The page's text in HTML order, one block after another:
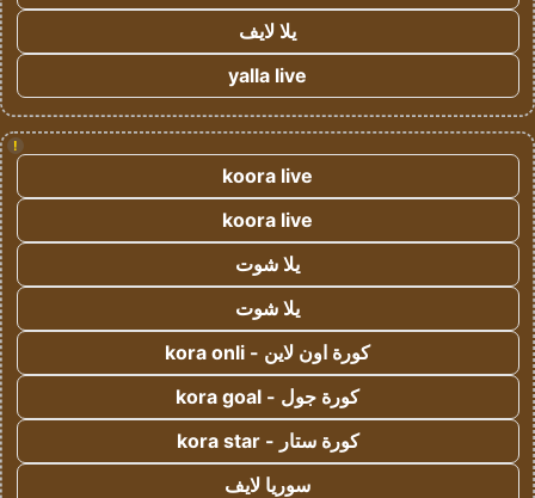
يلا لايف
yalla live
!
koora live
koora live
يلا شوت
يلا شوت
كورة اون لاين - kora onli
كورة جول - kora goal
كورة ستار - kora star
سوريا لايف